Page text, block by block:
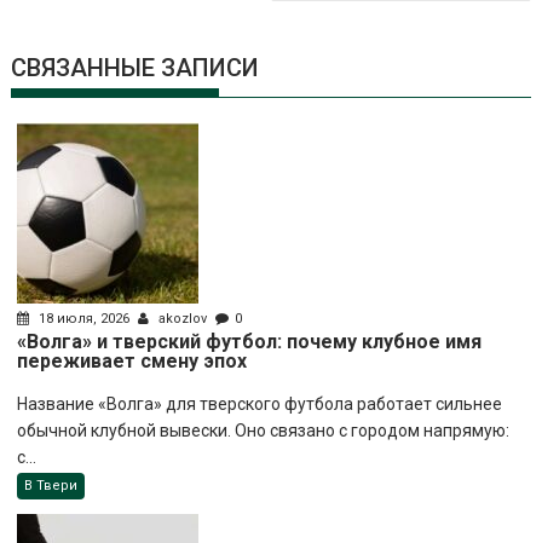
СВЯЗАННЫЕ ЗАПИСИ
18 июля, 2026 akozlov 0
«Волга» и тверский футбол: почему клубное имя
переживает смену эпох
Название «Волга» для тверского футбола работает сильнее
обычной клубной вывески. Оно связано с городом напрямую:
с...
В Твери